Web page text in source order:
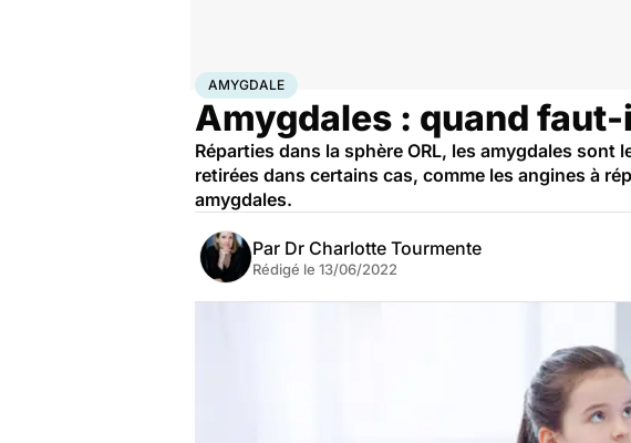
AccueilSanté Maladies
AMYGDALE
Amygdales : quand
Réparties dans la sphère ORL, les amygdales
retirées dans certains cas, comme les angines à
amygdales.
Par Dr Charlotte Tourmente
Rédigé le 13/06/2022